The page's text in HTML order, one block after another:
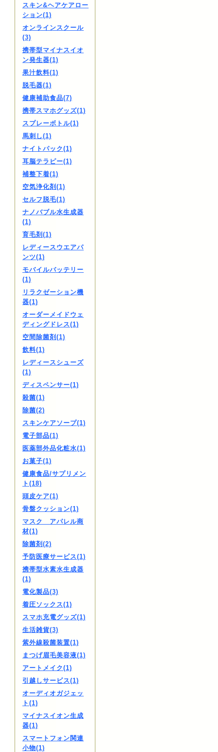
スキン&ヘアケアロー
ション(1)
オンラインスクール
(3)
携帯型マイナスイオ
ン発生器(1)
果汁飲料(1)
脱毛器(1)
健康補助食品(7)
携帯スマホグッズ(1)
スプレーボトル(1)
馬刺し(1)
ナイトパック(1)
耳脳テラピー(1)
補整下着(1)
空気浄化剤(1)
セルフ脱毛(1)
ナノバブル水生成器
(1)
育毛剤(1)
レディースウエアパ
ンツ(1)
モバイルバッテリー
(1)
リラクゼーション機
器(1)
オーダーメイドウェ
ディングドレス(1)
空間除菌剤(1)
飲料(1)
レディースシューズ
(1)
ディスペンサー(1)
殺菌(1)
除菌(2)
スキンケアソープ(1)
電子部品(1)
医薬部外品化粧水(1)
お菓子(1)
健康食品/サプリメン
ト(18)
頭皮ケア(1)
骨盤クッション(1)
マスク アパレル商
材(1)
除菌剤(2)
予防医療サービス(1)
携帯型水素水生成器
(1)
電化製品(3)
着圧ソックス(1)
スマホ充電グッズ(1)
生活雑貨(3)
紫外線殺菌装置(1)
まつげ眉毛美容液(1)
アートメイク(1)
引越しサービス(1)
オーディオガジェッ
ト(1)
マイナスイオン生成
器(1)
スマートフォン関連
小物(1)